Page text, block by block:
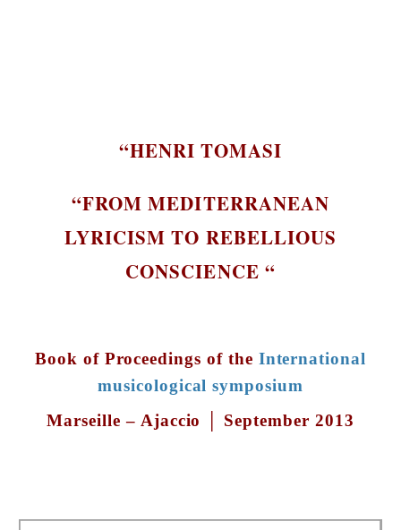
“HENRI TOMASI
“FROM MEDITERRANEAN
LYRICISM TO REBELLIOUS
CONSCIENCE “
Book of Proceedings of the International
musicological symposium
Marseille – Ajaccio │ September 2013